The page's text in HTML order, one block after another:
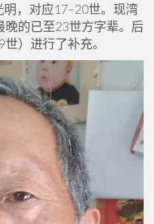
，对应17–20世。现湾
晚的已至23世方字辈。后
）进行了补充。